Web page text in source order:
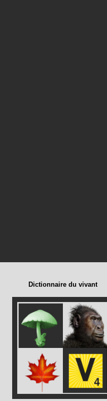
Dictionnaire du vivant